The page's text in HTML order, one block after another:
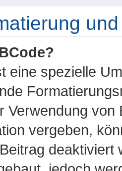
eine spezielle
Verwendung
vergeben,
deaktiviert